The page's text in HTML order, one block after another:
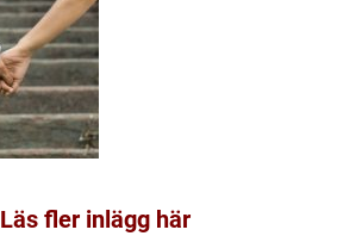
Läs fler inlägg här